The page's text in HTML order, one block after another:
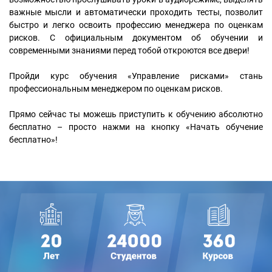
важные мысли и автоматически проходить тесты, позволит
быстро и легко освоить профессию менеджера по оценкам
рисков. С официальным документом об обучении и
современными знаниями перед тобой откроются все двери!
Пройди курс обучения «Управление рисками» стань
профессиональным менеджером по оценкам рисков.
Прямо сейчас ты можешь приступить к обучению абсолютно
бесплатно – просто нажми на кнопку «Начать обучение
бесплатно»!